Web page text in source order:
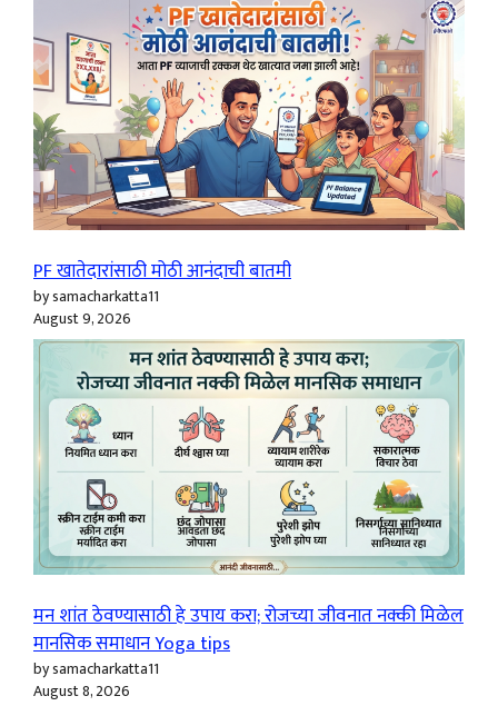
PF खातेदारांसाठी मोठी आनंदाची बातमी
by samacharkatta11
August 9, 2026
मन शांत ठेवण्यासाठी हे उपाय करा; रोजच्या जीवनात नक्की मिळेल
मानसिक समाधान Yoga tips
by samacharkatta11
August 8, 2026